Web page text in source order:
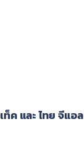
ค และ ไทย จีแอล